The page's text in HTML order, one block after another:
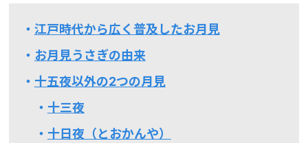
江戸時代から広く普及したお月見
お月見うさぎの由来
十五夜以外の2つの月見
十三夜
十日夜（とおかんや）